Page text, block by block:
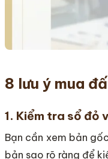
8 lưu ý mua
1. Kiểm tra sổ đỏ
Bạn cần xem bản
bản sao rõ ràng để